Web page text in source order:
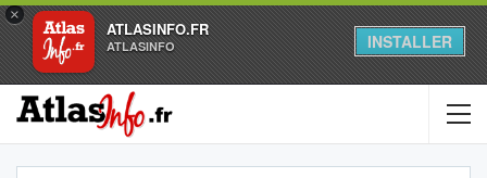
×
ATLASINFO.FR
ATLASINFO INSTALLER